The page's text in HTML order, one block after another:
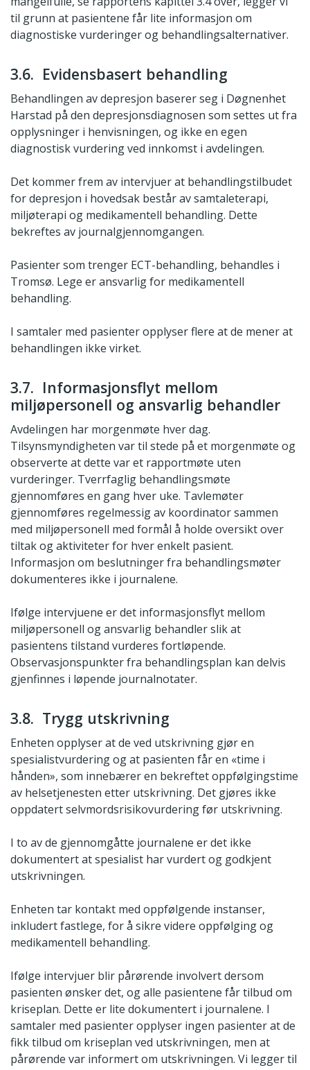
til grunn at pasientene får lite informasjon om
diagnostiske vurderinger og behandlingsalternativer.
3.6. Evidensbasert behandling
Behandlingen av depresjon baserer seg i Døgnenhet
Harstad på den depresjonsdiagnosen som settes ut fra
opplysninger i henvisningen, og ikke en egen
diagnostisk vurdering ved innkomst i avdelingen.
Det kommer frem av intervjuer at behandlingstilbudet
for depresjon i hovedsak består av samtaleterapi,
miljøterapi og medikamentell behandling. Dette
bekreftes av journalgjennomgangen.
Pasienter som trenger ECT-behandling, behandles i
Tromsø. Lege er ansvarlig for medikamentell
behandling.
I samtaler med pasienter opplyser flere at de mener at
behandlingen ikke virket.
3.7. Informasjonsflyt mellom
miljøpersonell og ansvarlig behandler
Avdelingen har morgenmøte hver dag.
Tilsynsmyndigheten var til stede på et morgenmøte og
observerte at dette var et rapportmøte uten
vurderinger. Tverrfaglig behandlingsmøte
gjennomføres en gang hver uke. Tavlemøter
gjennomføres regelmessig av koordinator sammen
med miljøpersonell med formål å holde oversikt over
tiltak og aktiviteter for hver enkelt pasient.
Informasjon om beslutninger fra behandlingsmøter
dokumenteres ikke i journalene.
Ifølge intervjuene er det informasjonsflyt mellom
miljøpersonell og ansvarlig behandler slik at
pasientens tilstand vurderes fortløpende.
Observasjonspunkter fra behandlingsplan kan delvis
gjenfinnes i løpende journalnotater.
3.8. Trygg utskrivning
Enheten opplyser at de ved utskrivning gjør en
spesialistvurdering og at pasienten får en «time i
hånden», som innebærer en bekreftet oppfølgingstime
av helsetjenesten etter utskrivning. Det gjøres ikke
oppdatert selvmordsrisikovurdering før utskrivning.
I to av de gjennomgåtte journalene er det ikke
dokumentert at spesialist har vurdert og godkjent
utskrivningen.
Enheten tar kontakt med oppfølgende instanser,
inkludert fastlege, for å sikre videre oppfølging og
medikamentell behandling.
Ifølge intervjuer blir pårørende involvert dersom
pasienten ønsker det, og alle pasientene får tilbud om
kriseplan. Dette er lite dokumentert i journalene. I
samtaler med pasienter opplyser ingen pasienter at de
fikk tilbud om kriseplan ved utskrivningen, men at
pårørende var informert om utskrivningen. Vi legger til